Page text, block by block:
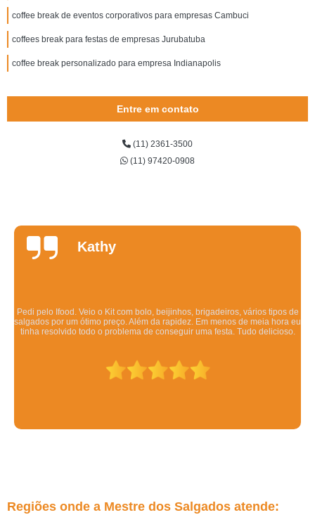
coffee break de eventos corporativos para empresas Cambuci
coffees break para festas de empresas Jurubatuba
coffee break personalizado para empresa Indianapolis
Entre em contato
(11) 2361-3500
(11) 97420-0908
Quintela
Os salgadinhos são maravilhosos. Dizem pra esquentar no forno mas eu
esquento no microondas pra ser rápido e mesmo assim ficam deliciosos.
Todo mundo q comeu gostou.
Regiões onde a Mestre dos Salgados atende: